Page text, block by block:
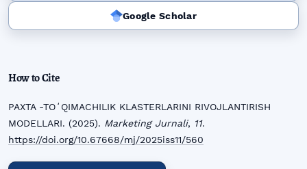
Google Scholar
How to Cite
PAXTA -TOʻQIMACHILIK KLASTERLARINI RIVOJLANTIRISH
MODELLARI. (2025). Marketing Jurnali, 11.
https://doi.org/10.67668/mj/2025iss11/560